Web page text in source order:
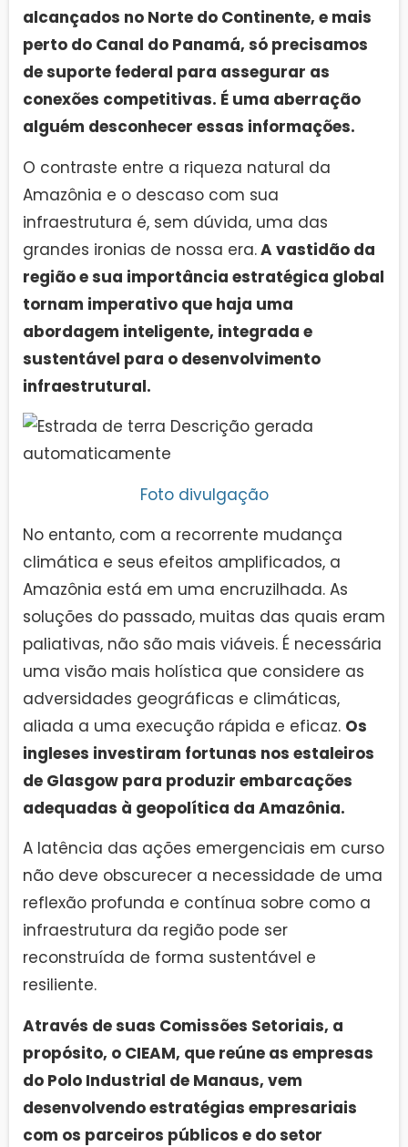
alcançados no Norte do Continente, e mais
perto do Canal do Panamá, só precisamos
de suporte federal para assegurar as
conexões competitivas. É uma aberração
alguém desconhecer essas informações.
O contraste entre a riqueza natural da
Amazônia e o descaso com sua
infraestrutura é, sem dúvida, uma das
grandes ironias de nossa era.A vastidão da
região e sua importância estratégica global
tornam imperativo que haja uma
abordagem inteligente, integrada e
sustentável para o desenvolvimento
infraestrutural.
Foto divulgação
No entanto, com a recorrente mudança
climática e seus efeitos amplificados, a
Amazônia está em uma encruzilhada. As
soluções do passado, muitas das quais eram
paliativas, não são mais viáveis. É necessária
uma visão mais holística que considere as
adversidades geográficas e climáticas,
aliada a uma execução rápida e eficaz. Os
ingleses investiram fortunas nos estaleiros
de Glasgow para produzir embarcações
adequadas à geopolítica da Amazônia.
A latência das ações emergenciais em curso
não deve obscurecer a necessidade de uma
reflexão profunda e contínua sobre como a
infraestrutura da região pode ser
reconstruída de forma sustentável e
resiliente.
Através de suas Comissões Setoriais, a
propósito, o CIEAM, que reúne as empresas
do Polo Industrial de Manaus, vem
desenvolvendo estratégias empresariais
com os parceiros públicos e do setor